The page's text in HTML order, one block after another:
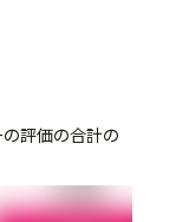
評価の合計の
タグ発行